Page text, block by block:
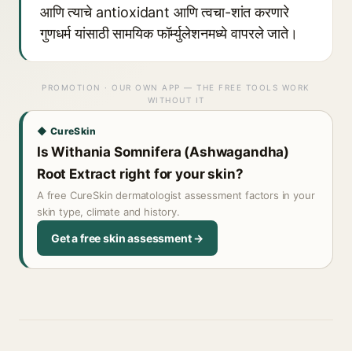
आणि त्याचे antioxidant आणि त्वचा-शांत करणारे
गुणधर्म यांसाठी सामयिक फॉर्म्युलेशनमध्ये वापरले जाते।
PROMOTION · OUR OWN APP — THE FREE TOOLS WORK
WITHOUT IT
◆ CureSkin
Is Withania Somnifera (Ashwagandha)
Root Extract right for your skin?
A free CureSkin dermatologist assessment factors in your
skin type, climate and history.
Get a free skin assessment →